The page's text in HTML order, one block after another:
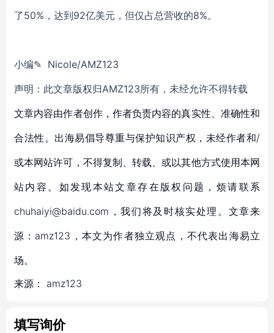
了50%，达到92亿美元，但仅占总营收的8%。
小编✎ Nicole/AMZ123
声明：此文章版权归AMZ123所有，未经允许不得转载
文章内容由作者创作，作者负责内容的真实性、准确性和
合法性。出海易倡导尊重与保护知识产权，未经作者和/
或本网站许可，不得复制、转载、或以其他方式使用本网
站内容。如发现本站文章存在版权问题，烦请联系
chuhaiyi@baidu.com，我们将及时核实处理。文章来
源：amz123，本文为作者独立观点，不代表出海易立
场。
来源： amz123
填写询价